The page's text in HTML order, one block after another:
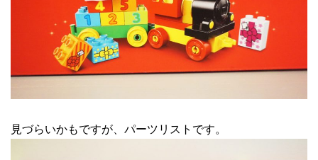
見づらいかもですが、パーツリストです。